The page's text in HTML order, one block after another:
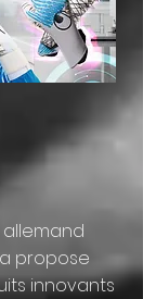
allemand
propose
innovants